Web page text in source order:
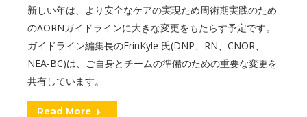
新しい年は、より安全なケアの実現ため周術期実践のため
のAORNガイドラインに大きな変更をもたらす予定です。
ガイドライン編集長のErinKyle 氏(DNP、RN、CNOR、
NEA-BC)は、ご自身とチームの準備のための重要な変更を
共有しています。
Read More